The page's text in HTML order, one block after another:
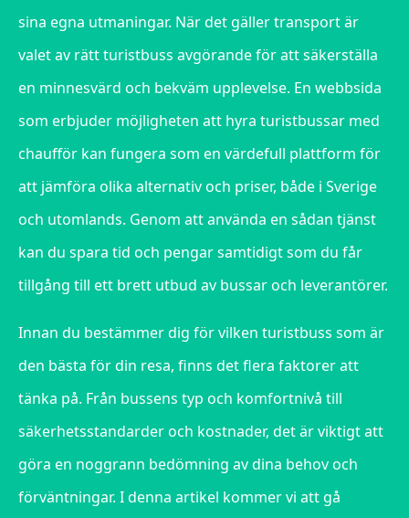
sina egna utmaningar. När det gäller transport är
valet av rätt turistbuss avgörande för att säkerställa
en minnesvärd och bekväm upplevelse. En webbsida
som erbjuder möjligheten att hyra turistbussar med
chaufför kan fungera som en värdefull plattform för
att jämföra olika alternativ och priser, både i Sverige
och utomlands. Genom att använda en sådan tjänst
kan du spara tid och pengar samtidigt som du får
tillgång till ett brett utbud av bussar och leverantörer.
Innan du bestämmer dig för vilken turistbuss som är
den bästa för din resa, finns det flera faktorer att
tänka på. Från bussens typ och komfortnivå till
säkerhetsstandarder och kostnader, det är viktigt att
göra en noggrann bedömning av dina behov och
förväntningar. I denna artikel kommer vi att gå